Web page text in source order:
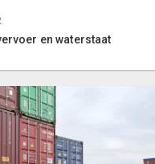
en waterstaat